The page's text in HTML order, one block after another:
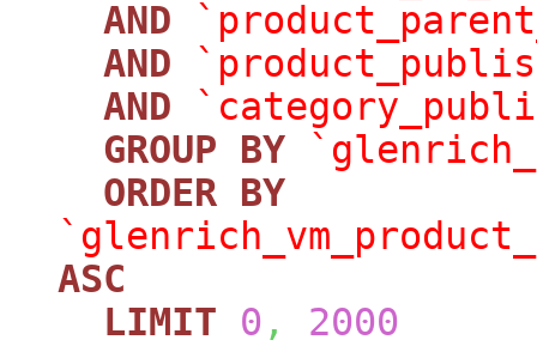
AND
AND
AND
GROUP
BY
ORDER BY
ASC
LIMIT
0 ,
2000